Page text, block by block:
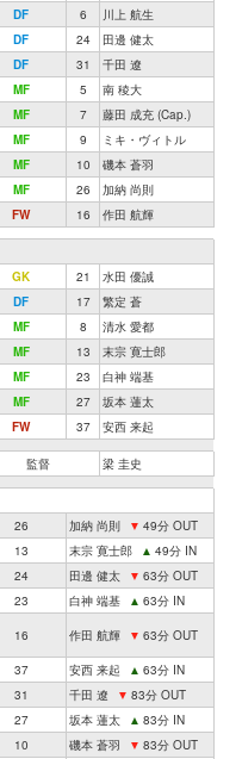
DF 6
川上 航生
DF 24
田邊 健太
DF 31
千田 遼
MF 5
南 稜大
MF 7
藤田 成充 (Cap.)
MF 9
ミキ・ヴィトル
MF 10
磯本 蒼羽
MF 26
加納 尚則
FW 16 作田 航輝
GK 21
水田 優誠
DF 17
繁定 蒼
MF 8
清水 愛都
MF 13
末宗 寛士郎
MF 23
白神 端基
MF 27
坂本 蓮太
FW 37 安西 来起
監督 梁 圭史
26 加納 尚則 ▼ 49分 OUT
13 末宗 寛士郎 ▲ 49分 IN
24 田邊 健太 ▼ 63分 OUT
23 白神 端基 ▲ 63分 IN
16 作田 航輝 ▼ 63分 OUT
37 安西 来起 ▲ 63分 IN
31 千田 遼 ▼ 83分 OUT
27 坂本 蓮太 ▲ 83分 IN
10
磯本 蒼羽 ▼ 83分 OUT